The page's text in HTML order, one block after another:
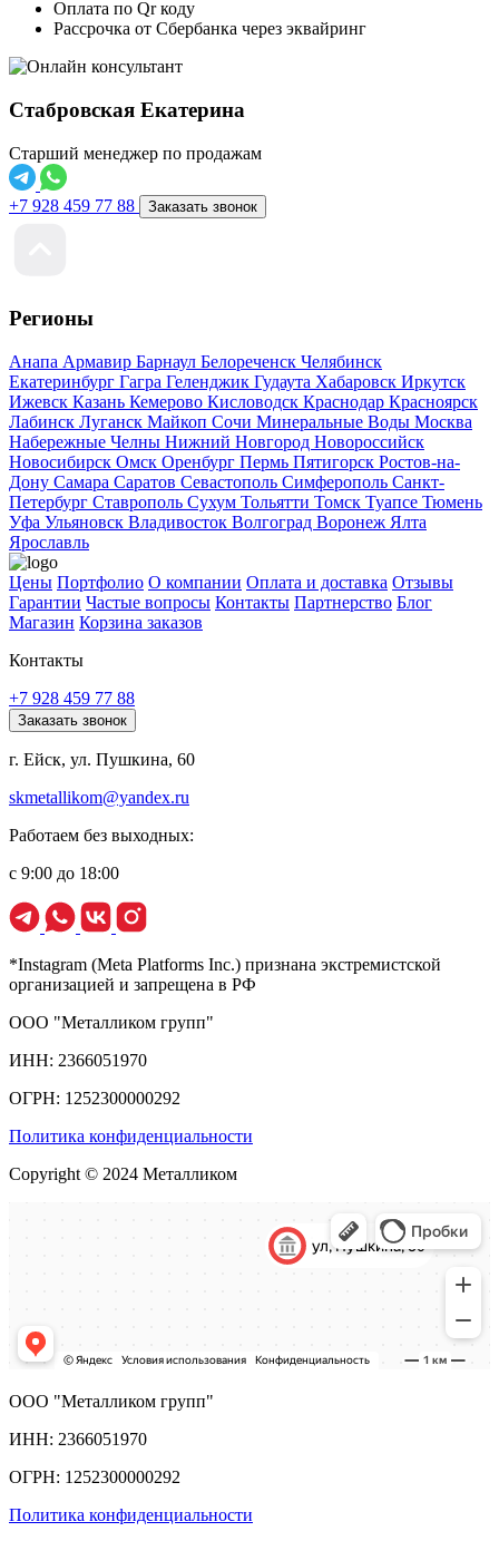
Оплата по Qr коду
Рассрочка от Сбербанка через эквайринг
Стабровская Екатерина
Старший менеджер по продажам
+7 928 459 77 88 Заказать звонок
Регионы
Анапа Армавир Барнаул Белореченск Челябинск
Екатеринбург Гагра Геленджик Гудаута Хабаровск Иркутск
Ижевск Казань Кемерово Кисловодск Краснодар Красноярск
Лабинск Луганск Майкоп Сочи Минеральные Воды Москва
Набережные Челны Нижний Новгород Новороссийск
Новосибирск Омск Оренбург Пермь Пятигорск Ростов-на-
Дону Самара Саратов Севастополь Симферополь Санкт-
Петербург Ставрополь Сухум Тольятти Томск Туапсе Тюмень
Уфа Ульяновск Владивосток Волгоград Воронеж Ялта
Ярославль
Цены Портфолио О компании Оплата и доставка Отзывы
Гарантии Частые вопросы Контакты Партнерство Блог
Магазин Корзина заказов
Контакты
+7 928 459 77 88
Заказать звонок
г. Ейск, ул. Пушкина, 60
skmetallikom@yandex.ru
Работаем без выходных:
с 9:00 до 18:00
*Instagram (Meta Platforms Inc.) признана экстремистской
организацией и запрещена в РФ
ООО "Металликом групп"
ИНН: 2366051970
ОГРН: 1252300000292
Политика конфиденциальности
Copyright © 2024 Металликом
ООО "Металликом групп"
ИНН: 2366051970
ОГРН: 1252300000292
Политика конфиденциальности